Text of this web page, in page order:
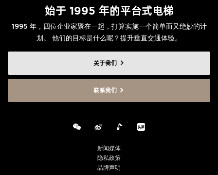
始于 1995 年的平台式电梯
1995 年，四位企业家聚在一起，打算实施一个简单而又绝妙的计
划。 他们的目标是什么呢？提升垂直交通体验。
关于我们
联系我们
新闻媒体
隐私政策
品牌声明